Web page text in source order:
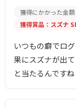
獲得にかかった金
獲得賞品：スズナ
いつもの癖でロ
果にスズナが出
と当たるんですね